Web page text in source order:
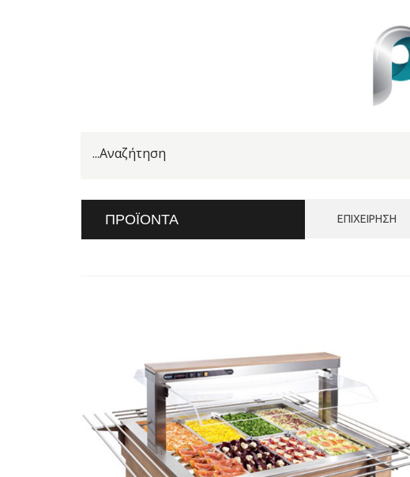
ΠΡΟΪΌΝΤΑ ΕΠΙΧΕΊΡΗΣΗ